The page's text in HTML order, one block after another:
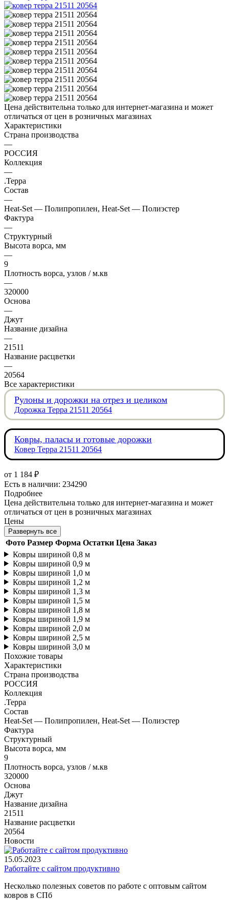
Цена действительна только для интернет-магазина и может
отличаться от цен в розничных магазинах
Характеристики
Страна производства
—
РОССИЯ
Коллекция
—
.Терра
Состав
—
Heat-Set — Полипропилен, Heat-Set — Полиэстер
Фактура
—
Структурный
Высота ворса, мм
—
9
Плотность ворса, узлов / м.кв
—
320000
Основа
—
Джут
Название дизайна
—
21511
Название расцветки
—
20564
Все характеристики
Рулоны и дорожки на отрез и целиком
Дорожка Терра 21511 20564
Ковры, паласы и готовые дорожки
Ковер Терра 21511 20564
от 1 184 ₽
Есть в наличии: 234290
Подробнее
Цена действительна только для интернет-магазина и может
отличаться от цен в розничных магазинах
Цены
Развернуть все
Фото Размер Форма Остатки Цена Заказ
Ковры шириной 0,8 м
Ковры шириной 0,9 м
Ковры шириной 1,0 м
Ковры шириной 1,2 м
Ковры шириной 1,3 м
Ковры шириной 1,5 м
Ковры шириной 1,8 м
Ковры шириной 1,9 м
Ковры шириной 2,0 м
Ковры шириной 2,5 м
Ковры шириной 3,0 м
Похожие товары
Характеристики
Страна производства
РОССИЯ
Коллекция
.Терра
Состав
Heat-Set — Полипропилен, Heat-Set — Полиэстер
Фактура
Структурный
Высота ворса, мм
9
Плотность ворса, узлов / м.кв
320000
Основа
Джут
Название дизайна
21511
Название расцветки
20564
Новости
15.05.2023
Работайте с сайтом продуктивно
Несколько полезных советов по работе с оптовым сайтом
ковров в СПб